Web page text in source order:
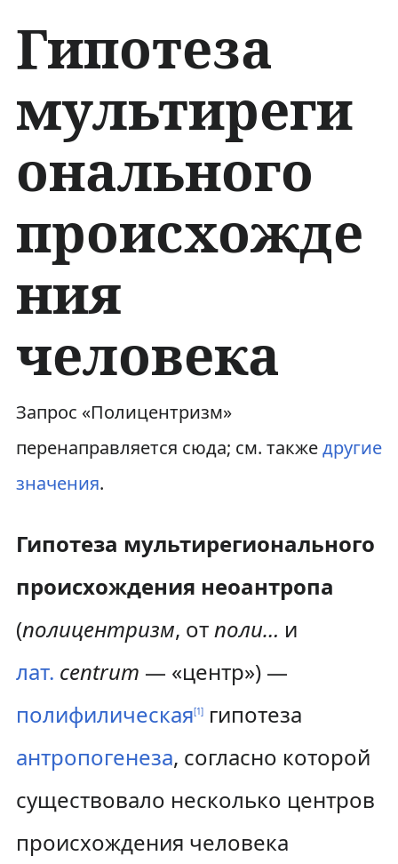
Гипотеза
мультиреги
онального
происхожде
ния
человека
П
е
р
й
т
и
в
и
г
П
е
р
й
т
и
и
с
к
Запрос «Полицентризм»
перенаправляется сюда; см. такжедругие
значения.
Гипотеза мультирегионального
происхождения неоантропа
(полицентризм, отполи… и
лат. centrum — «центр») —
полифилическая[1]гипотеза
антропогенеза, согласно которой
существовало несколько центров
происхождения человека